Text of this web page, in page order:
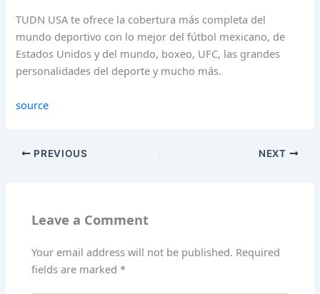
TUDN USA te ofrece la cobertura más completa del
mundo deportivo con lo mejor del fútbol mexicano, de
Estados Unidos y del mundo, boxeo, UFC, las grandes
personalidades del deporte y mucho más.
source
PREVIOUS NEXT
Leave a Comment
Your email address will not be published. Required
fields are marked*